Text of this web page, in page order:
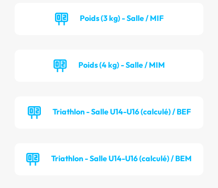
Poids (3 kg) - Salle / MIF
Poids (4 kg) - Salle / MIM
Triathlon - Salle U14-U16 (calculé) / BEF
Triathlon - Salle U14-U16 (calculé) / BEM